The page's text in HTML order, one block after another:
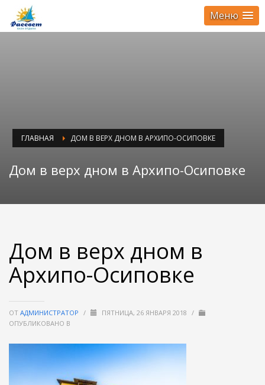
Меню
ГЛАВНАЯ ДОМ В ВЕРХ ДНОМ В АРХИПО-ОСИПОВКЕ
Дом в верх дном в Архипо-Осиповке
Дом в верх дном в
Архипо-Осиповке
ОТ АДМИНИСТРАТОР / ПЯТНИЦА, 26 ЯНВАРЯ 2018 /
ОПУБЛИКОВАНО В